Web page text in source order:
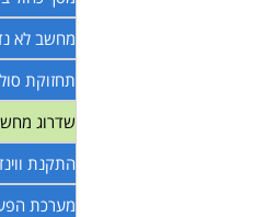
מחשב לא
תחזוקת
שדרוג
התקנת
מערכת